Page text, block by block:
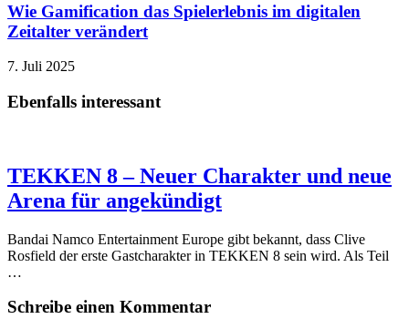
Wie Gamification das Spielerlebnis im digitalen
Zeitalter verändert
7. Juli 2025
Ebenfalls interessant
TEKKEN 8 – Neuer Charakter und neue
Arena für angekündigt
Bandai Namco Entertainment Europe gibt bekannt, dass Clive
Rosfield der erste Gastcharakter in TEKKEN 8 sein wird. Als Teil
…
Schreibe einen Kommentar